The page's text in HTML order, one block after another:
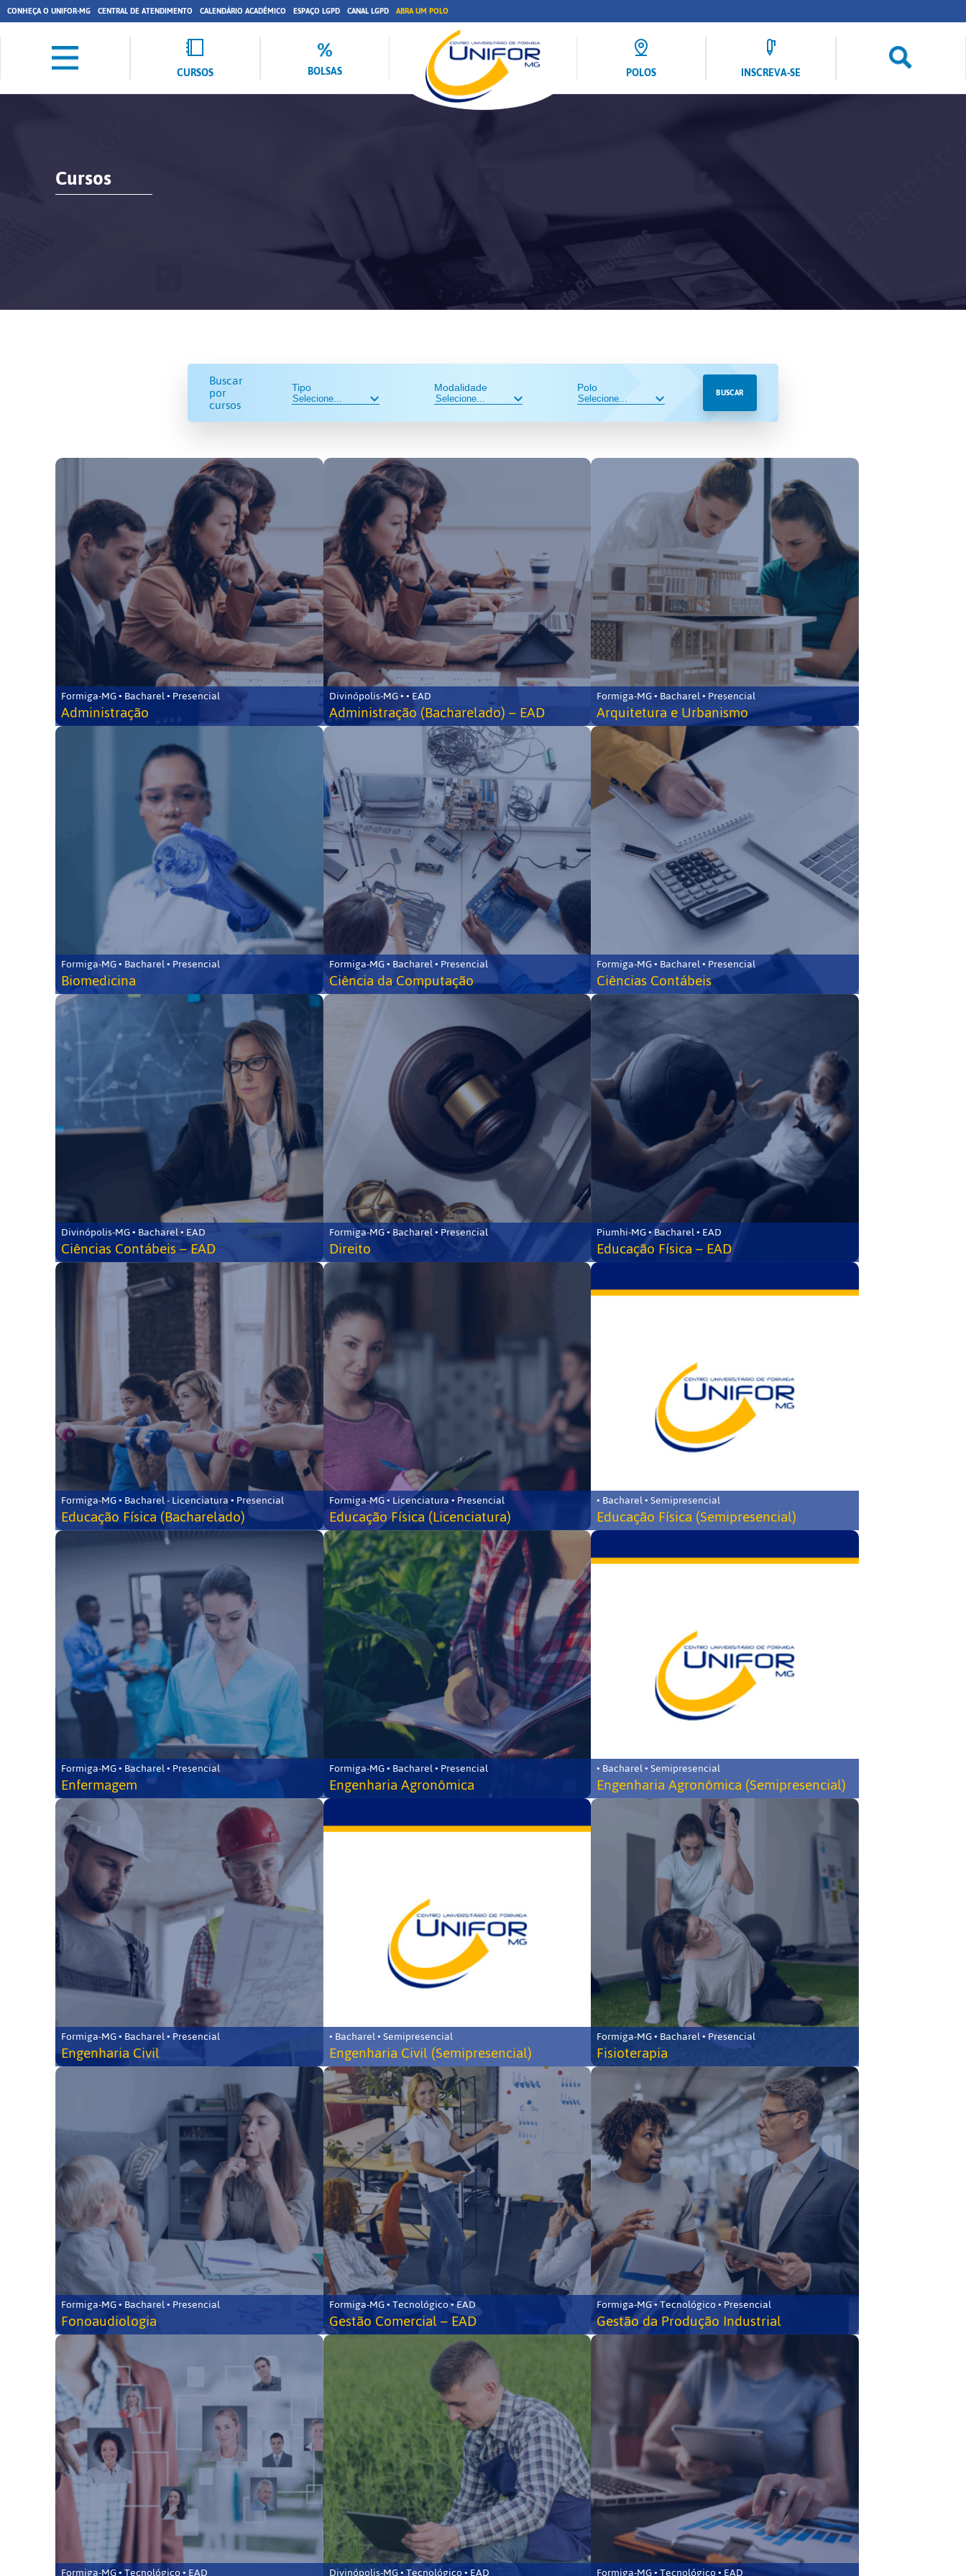
CONHEÇA O UNIFOR-MG CENTRAL DE ATENDIMENTO CALENDÁRIO ACADÊMICO ESPAÇO LGPD CANAL LGPD ABRA UM POLO
CURSOS BOLSAS POLOS INSCREVA-SE
Cursos
Buscar
por
cursos
Tipo Modalidade Polo BUSCAR
Formiga-MG • Bacharel • Presencial
Administração
Divinópolis-MG • • EAD
Administração (Bacharelado) – EAD
Formiga-MG • Bacharel • Presencial
Arquitetura e Urbanismo
Formiga-MG • Bacharel • Presencial
Biomedicina
Formiga-MG • Bacharel • Presencial
Ciência da Computação
Formiga-MG • Bacharel • Presencial
Ciências Contábeis
Divinópolis-MG • Bacharel • EAD
Ciências Contábeis – EAD
Formiga-MG • Bacharel • Presencial
Direito
Piumhi-MG • Bacharel • EAD
Educação Física – EAD
Formiga-MG • Bacharel - Licenciatura • Presencial
Educação Física (Bacharelado)
Formiga-MG • Licenciatura • Presencial
Educação Física (Licenciatura)
• Bacharel • Semipresencial
Educação Física (Semipresencial)
Formiga-MG • Bacharel • Presencial
Enfermagem
Formiga-MG • Bacharel • Presencial
Engenharia Agronômica
• Bacharel • Semipresencial
Engenharia Agronômica (Semipresencial)
Formiga-MG • Bacharel • Presencial
Engenharia Civil
• Bacharel • Semipresencial
Engenharia Civil (Semipresencial)
Formiga-MG • Bacharel • Presencial
Fisioterapia
Formiga-MG • Bacharel • Presencial
Fonoaudiologia
Formiga-MG • Tecnológico • EAD
Gestão Comercial – EAD
Formiga-MG • Tecnológico • Presencial
Gestão da Produção Industrial